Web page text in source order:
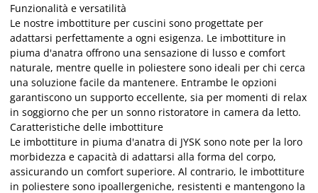
Funzionalità e versatilità
Le nostre imbottiture per cuscini sono progettate per
adattarsi perfettamente a ogni esigenza. Le imbottiture in
piuma d'anatra offrono una sensazione di lusso e comfort
naturale, mentre quelle in poliestere sono ideali per chi cerca
una soluzione facile da mantenere. Entrambe le opzioni
garantiscono un supporto eccellente, sia per momenti di relax
in soggiorno che per un sonno ristoratore in camera da letto.
Caratteristiche delle imbottiture
Le imbottiture in piuma d'anatra di JYSK sono note per la loro
morbidezza e capacità di adattarsi alla forma del corpo,
assicurando un comfort superiore. Al contrario, le imbottiture
in poliestere sono ipoallergeniche, resistenti e mantengono la